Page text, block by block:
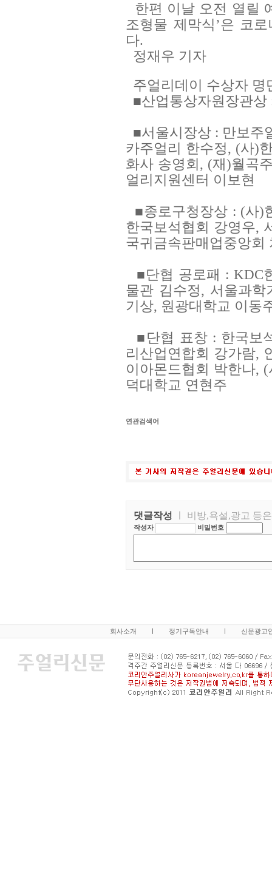
한편 이날 오전 열릴
조형물 제막식’은 코
다.
정재우 기자
주얼리데이 수상자 명
■산업통상자원장관
■서울시장상 : 만보주
카주얼리 한수정, (사)
화사 송영회, (재)월곡
얼리지원센터 이보현
■종로구청장상 : (사)
한국보석협회 강영우,
국귀금속판매업중앙
■단협 공로패 : KDC
물관 김수정, 서울과
기상, 원광대학교 이
■단협 표창 : 한국보
리산업연합회 강가람,
이아몬드협회 박한나,
덕대학교 연현주
연관검색어
댓글작성 ㅣ 비방,욕설,광고 등
작성자 비밀번호
회사소개 ㅣ 정기구독안내 ㅣ 신문광고